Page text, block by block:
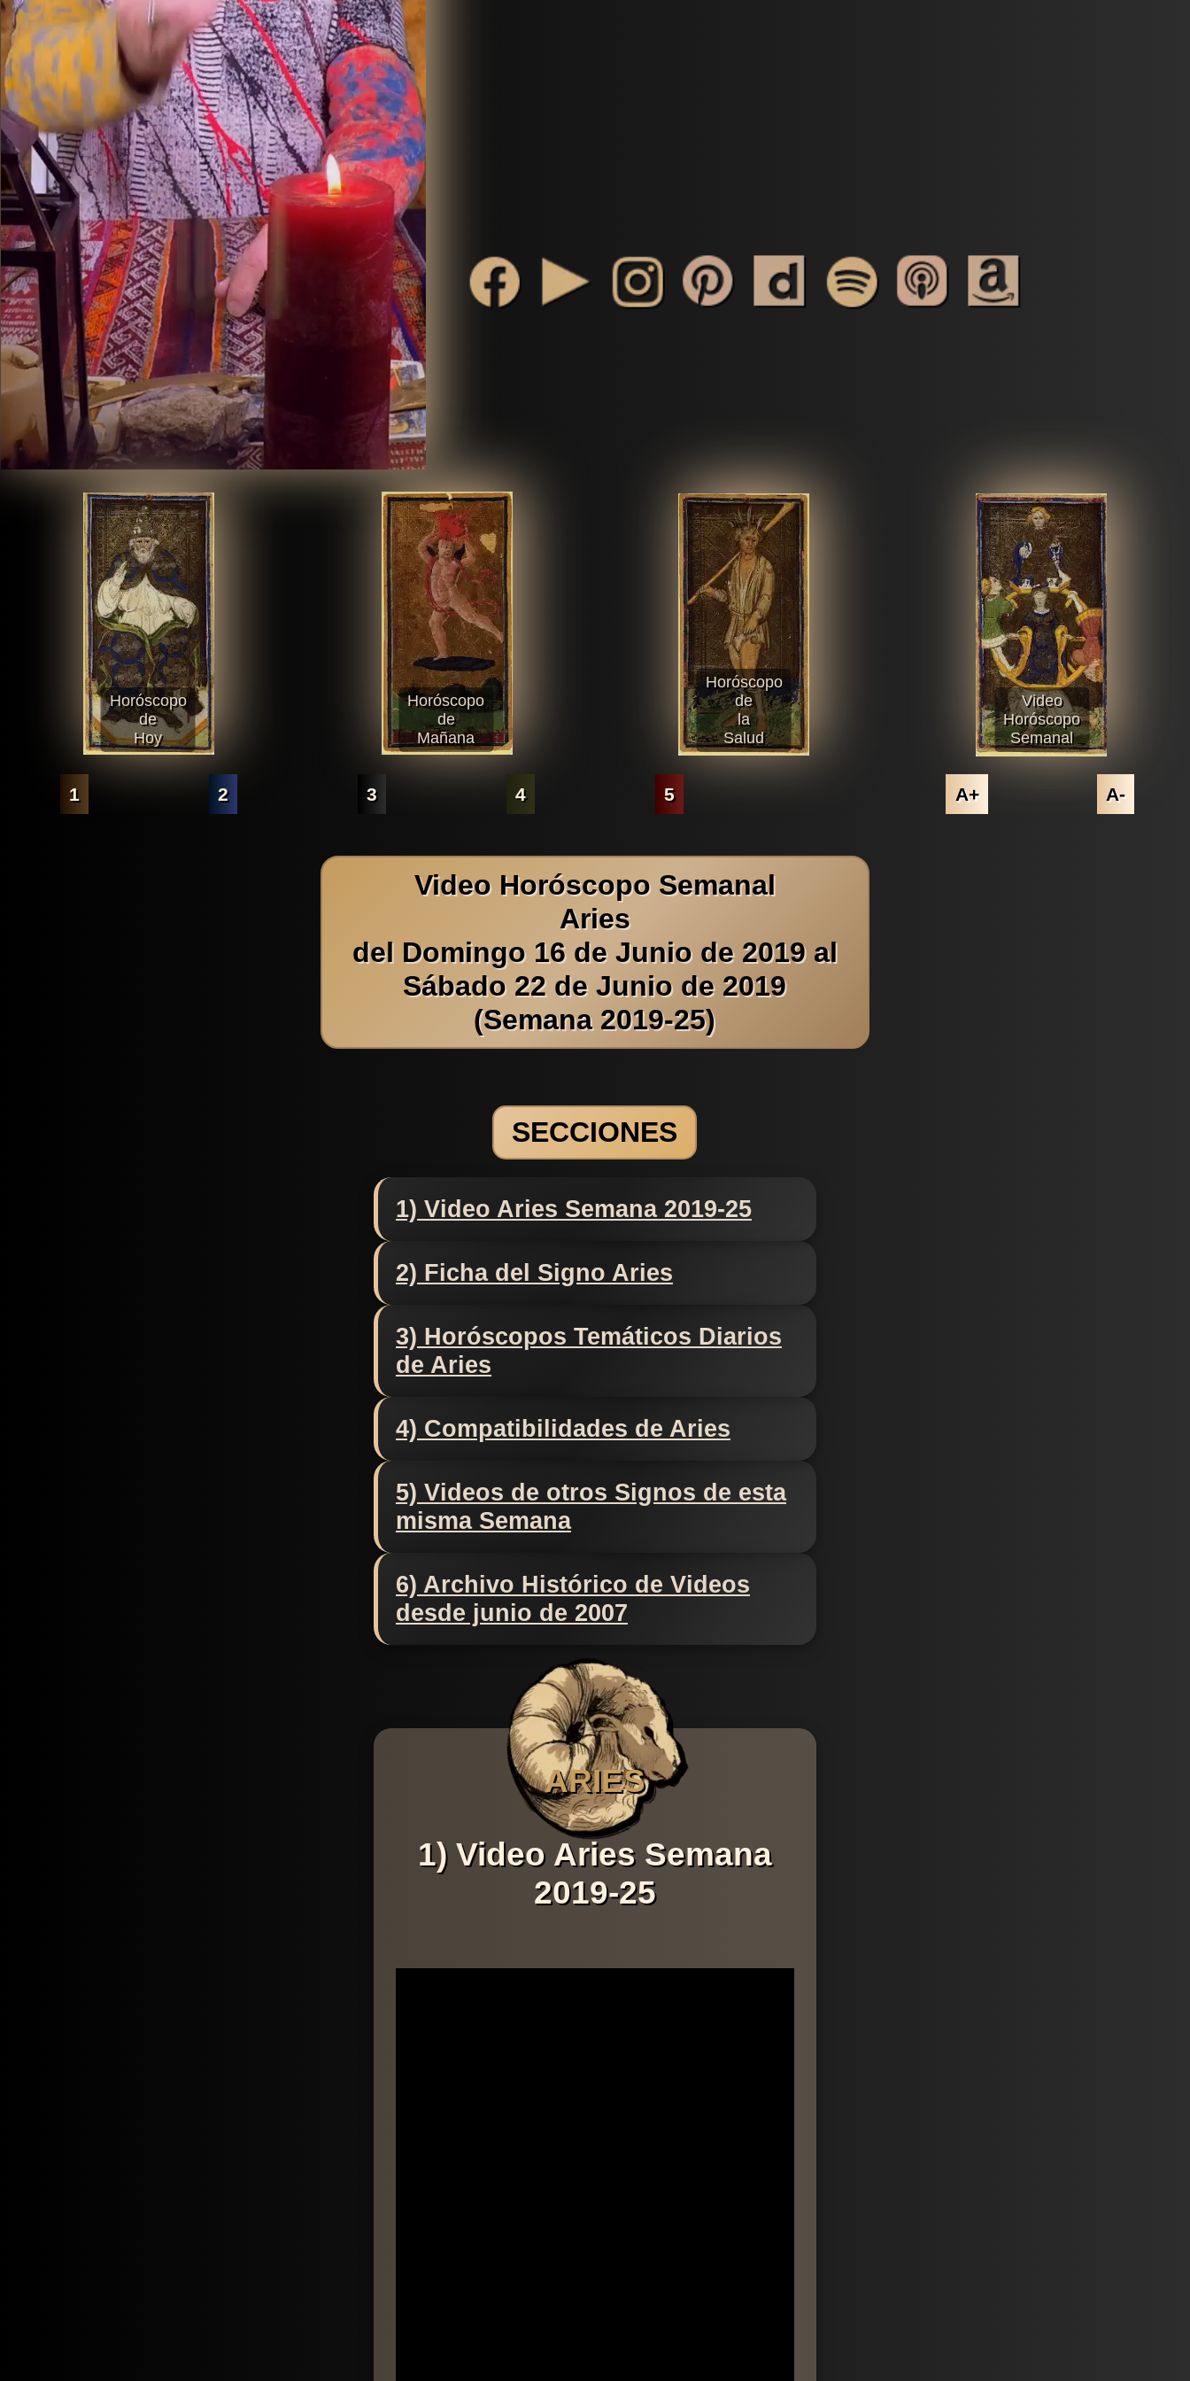
Horóscopo
de
Hoy
Horóscopo
de
Mañana
Horóscopo
de
la
Salud
Video
Horóscopo
Semanal
1 2 3 4 5 A+ A-
Video Horóscopo Semanal
Aries
del Domingo 16 de Junio de 2019 al
Sábado 22 de Junio de 2019
(Semana 2019-25)
SECCIONES
1) Video Aries Semana 2019-25
2) Ficha del Signo Aries
3) Horóscopos Temáticos Diarios
de Aries
4) Compatibilidades de Aries
5) Videos de otros Signos de esta
misma Semana
6) Archivo Histórico de Videos
desde junio de 2007
ARIES
1) Video Aries Semana
2019-25